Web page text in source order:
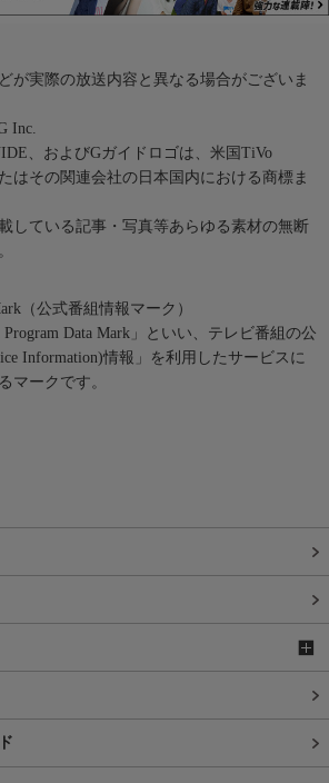
が実際の放送内容と異なる場合がございま
Inc.
、およびGガイドロゴは、米国TiVo
はその関連会社の日本国内における商標ま
している記事・写真等あらゆる素材の無断
（公式番組情報マーク）
Data Mark」といい、テレビ番組の公
Information)情報」を利用したサービスに
マークです。